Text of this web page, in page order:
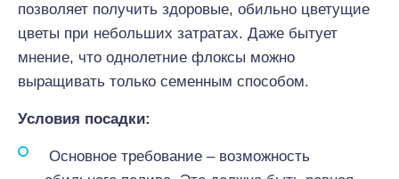
позволяет получить здоровые, обильно цветущие
цветы при небольших затратах. Даже бытует
мнение, что однолетние флоксы можно
выращивать только семенным способом.
Условия посадки:
Основное требование – возможность